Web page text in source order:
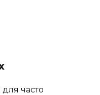
часто